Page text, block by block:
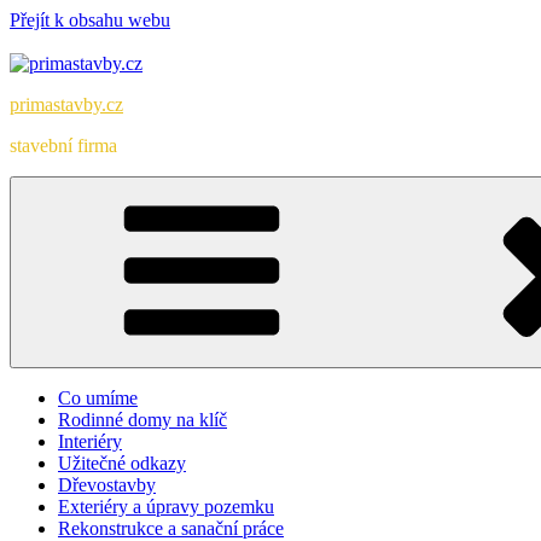
Přejít k obsahu webu
primastavby.cz
stavební firma
Co umíme
Rodinné domy na klíč
Interiéry
Užitečné odkazy
Dřevostavby
Exteriéry a úpravy pozemku
Rekonstrukce a sanační práce